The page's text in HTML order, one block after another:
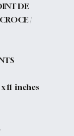
DE
/
11 inches